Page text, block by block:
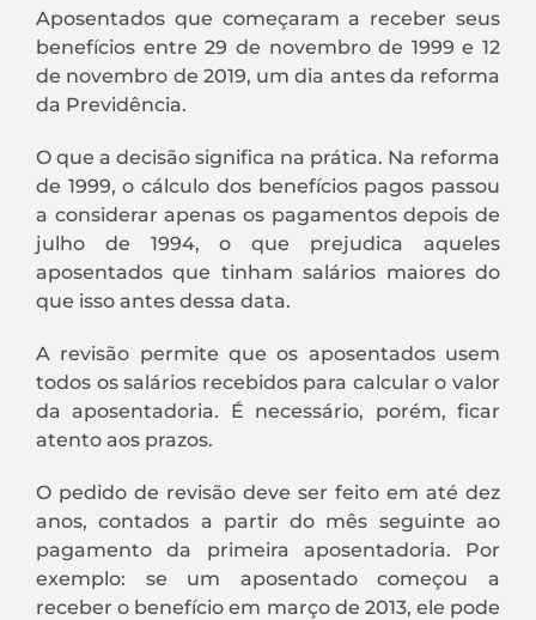
Aposentados que começaram a receber seus
benefícios entre 29 de novembro de 1999 e 12
de novembro de 2019, um dia antes da reforma
da Previdência.
O que a decisão significa na prática. Na reforma
de 1999, o cálculo dos benefícios pagos passou
a considerar apenas os pagamentos depois de
julho de 1994, o que prejudica aqueles
aposentados que tinham salários maiores do
que isso antes dessa data.
A revisão permite que os aposentados usem
todos os salários recebidos para calcular o valor
da aposentadoria. É necessário, porém, ficar
atento aos prazos.
O pedido de revisão deve ser feito em até dez
anos, contados a partir do mês seguinte ao
pagamento da primeira aposentadoria. Por
exemplo: se um aposentado começou a
receber o benefício em março de 2013, ele pode